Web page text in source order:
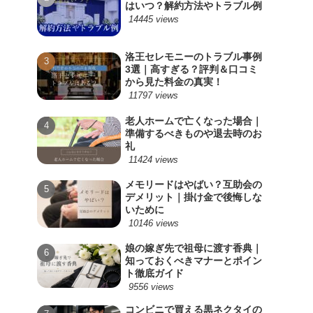
はいつ？解約方法やトラブル例
14445 views
洛王セレモニーのトラブル事例
3選｜高すぎる？評判＆口コミ
から見た料金の真実！
11797 views
老人ホームで亡くなった場合｜
準備するべきものや退去時のお
礼
11424 views
メモリードはやばい？互助会の
デメリット｜掛け金で後悔しな
いために
10146 views
娘の嫁ぎ先で祖母に渡す香典｜
知っておくべきマナーとポイン
ト徹底ガイド
9556 views
コンビニで買える黒ネクタイの